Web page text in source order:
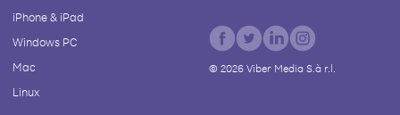
iPhone & iPad
Windows PC
Mac
Linux
© 2026Viber Media S.à r.l.